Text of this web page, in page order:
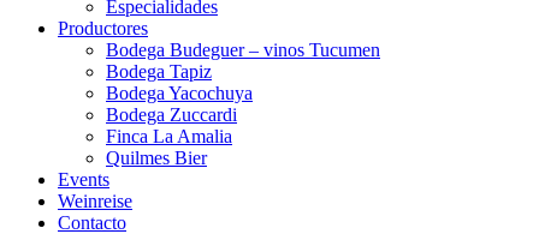
Especialidades
Productores
Bodega Budeguer – vinos Tucumen
Bodega Tapiz
Bodega Yacochuya
Bodega Zuccardi
Finca La Amalia
Quilmes Bier
Events
Weinreise
Contacto